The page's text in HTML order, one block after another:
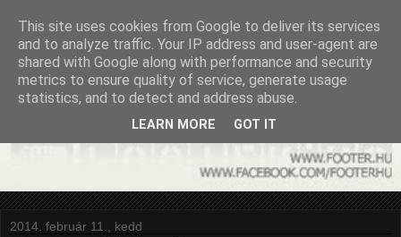
2014. február 11., kedd
This site uses cookies from Google to deliver its services
and to analyze traffic. Your IP address and user-agent are
shared with Google along with performance and security
metrics to ensure quality of service, generate usage
statistics, and to detect and address abuse.
LEARN MORE GOT IT